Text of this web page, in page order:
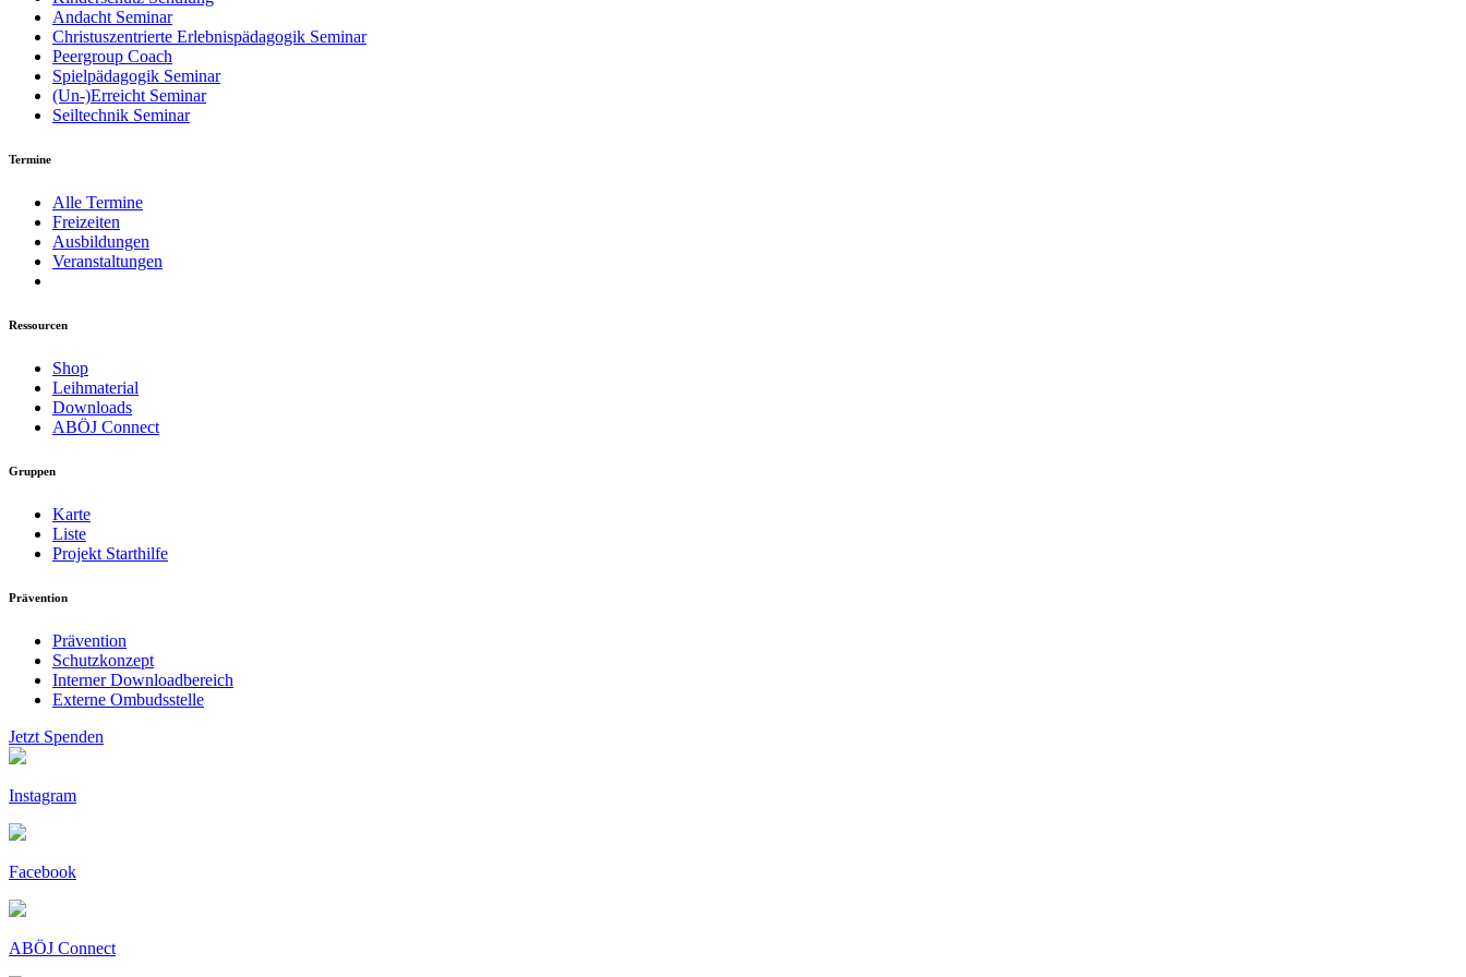
Andacht Seminar
Christuszentrierte Erlebnispädagogik­ Seminar
Peergroup Coach
Spielpädagogik ­Seminar
(Un-)Erreicht Seminar
Seiltechnik Seminar
Termine
Alle Termine
Freizeiten
Ausbildungen
Veranstaltungen
Ressourcen
Shop
Leihmaterial
Downloads
ABÖJ Connect
Gruppen
Karte
Liste
Projekt Starthilfe
Prävention
Prävention
Schutzkonzept
Interner Downloadbereich
Externe Ombudsstelle
Jetzt Spenden
Instagram
Facebook
ABÖJ Connect